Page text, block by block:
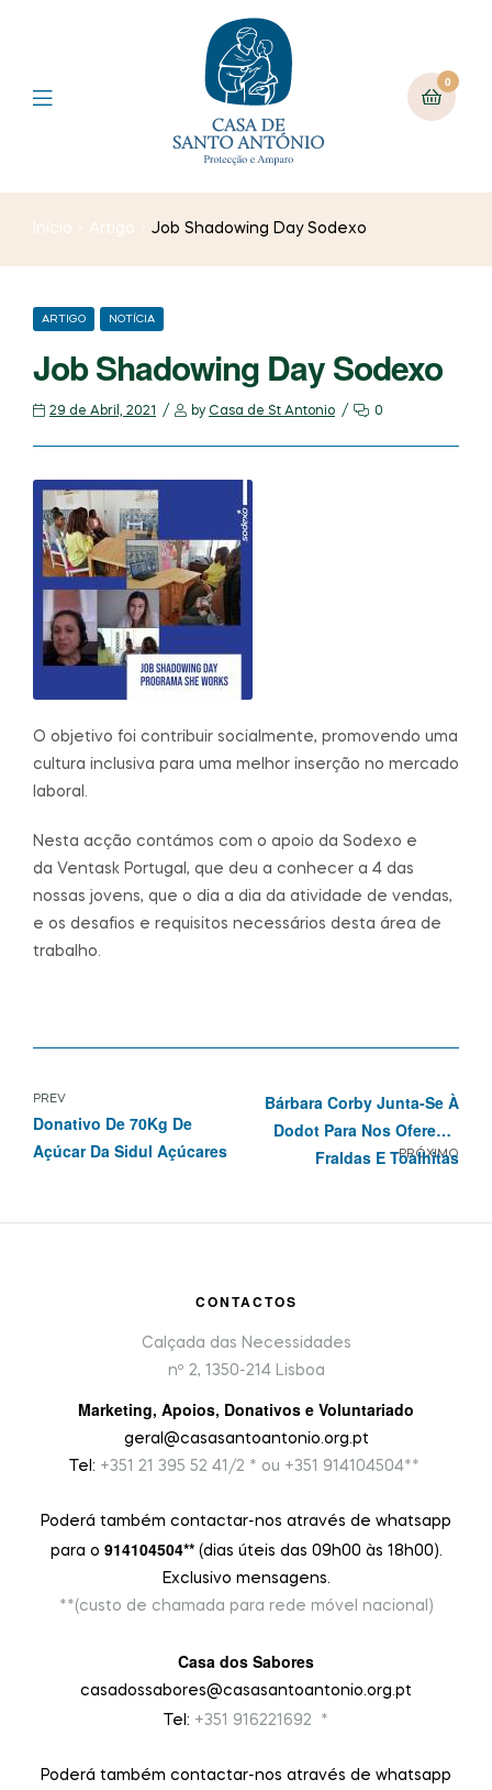
0
Início Artigo Job Shadowing Day Sodexo
ARTIGO NOTÍCIA
Job Shadowing Day Sodexo
29 de Abril, 2021 by Casa de St Antonio 0
O objetivo foi contribuir socialmente, promovendo uma
cultura inclusiva para uma melhor inserção no mercado
laboral.
Nesta acção contámos com o apoio da Sodexo e
da Ventask Portugal, que deu a conhecer a 4 das
nossas jovens, que o dia a dia da atividade de vendas,
e os desafios e requisitos necessários desta área de
trabalho.
PREV
Donativo De 70Kg De
Açúcar Da Sidul Açúcares
PRÓXIMO
Bárbara Corby Junta-Se À
Dodot Para Nos Oferecer
Fraldas E Toalhitas
CONTACTOS
Calçada das Necessidades
nº 2, 1350-214 Lisboa
Marketing, Apoios, Donativos e Voluntariado
geral@casasantoantonio.org.pt
Tel: +351 21 395 52 41/2 * ou +351 914104504**
Poderá também contactar-nos através de whatsapp
para o 914104504** (dias úteis das 09h00 às 18h00).
Exclusivo mensagens.
**(custo de chamada para rede móvel nacional)
Casa dos Sabores
casadossabores@casasantoantonio.org.pt
Tel: +351 916221692 *
Poderá também contactar-nos através de whatsapp